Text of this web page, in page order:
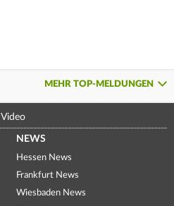
MEHR TOP-MELDUNGEN
Video
NEWS
Hessen News
Frankfurt News
Wiesbaden News